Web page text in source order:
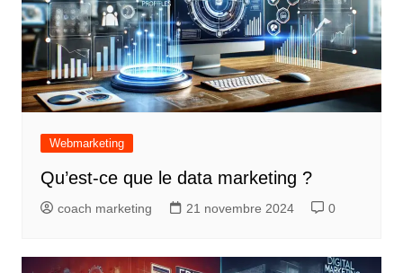
Webmarketing
Qu’est-ce que le data marketing ?
coach marketing 21 novembre 2024 0